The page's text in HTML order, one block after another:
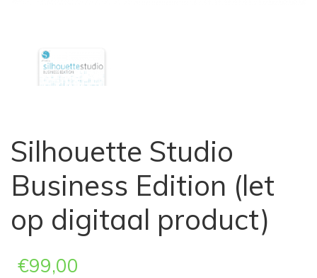
Silhouette Studio
Business Edition (let
op digitaal product)
€99,00